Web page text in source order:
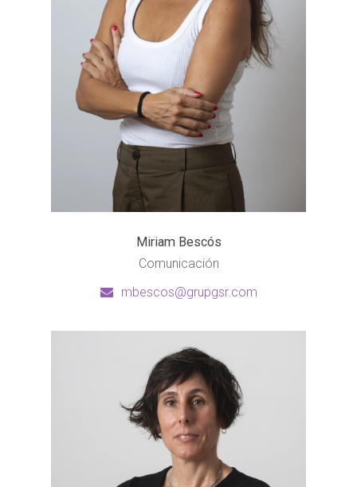
Miriam Bescós
Comunicación
mbescos@grupgsr.com